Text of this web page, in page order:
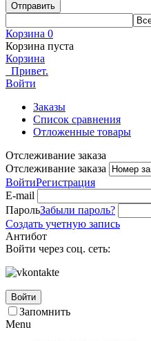
Отправить
Корзина 0
Корзина пуста
Корзина
Привет.
Войти
Заказы
Список сравнения
Отложенные товары
Отслеживание заказа
Отслеживание заказа
ВойтиРегистрация
E-mail
ПарольЗабыли пароль?
Создать учетную запись
Антибот
Войти через соц. сеть:
Войти
Запомнить
Menu